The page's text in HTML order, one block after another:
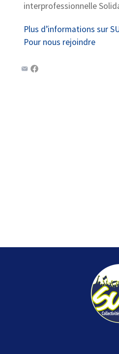
interprofessionnelle
Plus d’informations sur
Pour nous rejoindre